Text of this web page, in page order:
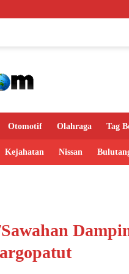
Otomotif Olahraga Tag
Kejahatan Nissan